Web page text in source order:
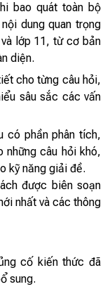
bao quát toàn bộ
dung quan trọng
lớp 11, từ cơ bản
diện.
cho từng câu hỏi,
sâu sắc các vấn
có phần phân tích,
những câu hỏi khó,
kỹ năng giải đề.
được biên soạn
nhất và các thông
cố kiến thức đã
sung.